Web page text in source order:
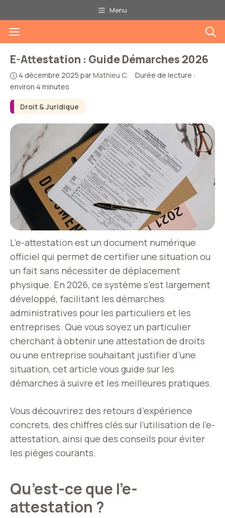
au
contenu
Menu
Menu
Droit & Juridique
E-Attestation : Guide Démarches 2026
4 décembre 2025 parMathieu C. · Durée de lecture :
environ 4 minutes
L’e-attestation est un document numérique
officiel qui permet de certifier une situation ou
un fait sans nécessiter de déplacement
physique. En 2026, ce système s’est largement
développé, facilitant les démarches
administratives pour les particuliers et les
entreprises. Que vous soyez un particulier
cherchant à obtenir une attestation de droits
ou une entreprise souhaitant justifier d’une
situation, cet article vous guide sur les
démarches à suivre et les meilleures pratiques.
Vous découvrirez des retours d’expérience
concrets, des chiffres clés sur l’utilisation de l’e-
attestation, ainsi que des conseils pour éviter
les pièges courants.
Qu’est-ce que l’e-
attestation ?